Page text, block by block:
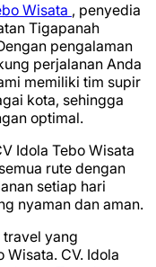
Wisata , penyedia
Tigapanah
pengalaman
perjalanan Anda
memiliki tim supir
kota, sehingga
optimal.
Idola Tebo Wisata
rute dengan
setiap hari
nyaman dan aman.
yang
Wisata. CV. Idola